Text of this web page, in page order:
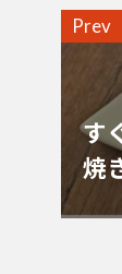
Prev
す
焼